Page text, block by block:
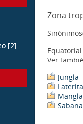
[2]
Zona
Equatorial
Ver
Jungla
Laterita
Sabana